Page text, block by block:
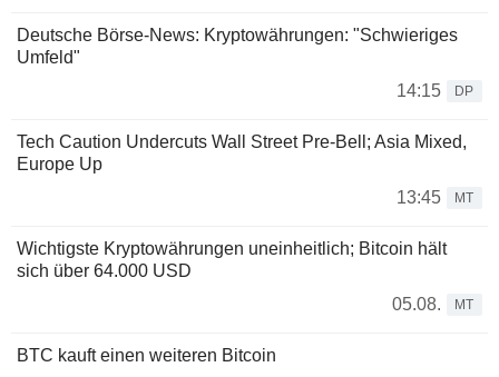
Deutsche Börse-News: Kryptowährungen: "Schwieriges
Umfeld"
14:15
DP
Tech Caution Undercuts Wall Street Pre-Bell; Asia Mixed,
Europe Up
13:45
MT
Wichtigste Kryptowährungen uneinheitlich; Bitcoin hält
sich über 64.000 USD
05.08.
MT
BTC kauft einen weiteren Bitcoin